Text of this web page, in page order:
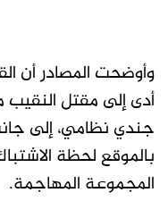
وأوضحت المصادر أن
أدى إلى مقتل
جندي نظامي، إلى
بالموقع لحظة
المجموعة المهاجمة.